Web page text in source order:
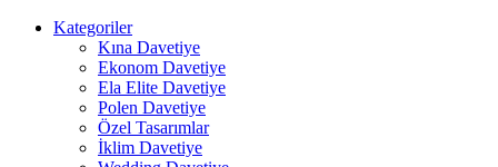
Kategoriler
Kına Davetiye
Ekonom Davetiye
Ela Elite Davetiye
Polen Davetiye
Özel Tasarımlar
İklim Davetiye